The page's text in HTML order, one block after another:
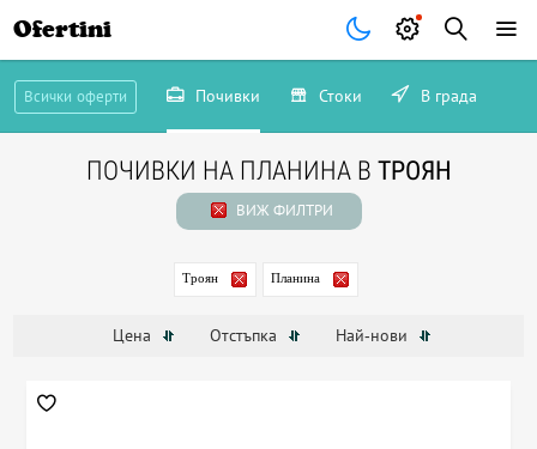
Ofertini
Всички оферти Почивки Стоки В града
ПОЧИВКИ НА ПЛАНИНА В ТРОЯН
ВИЖ ФИЛТРИ
Троян Планина
Цена Отстъпка Най-нови